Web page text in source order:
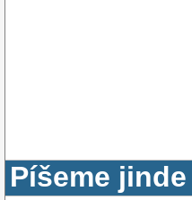
Píšeme jinde